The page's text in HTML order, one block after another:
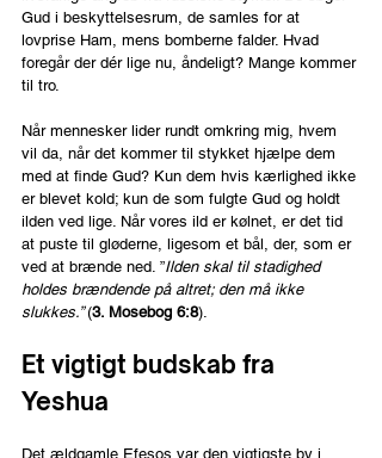
Gud i beskyttelsesrum, de samles for at
lovprise Ham, mens bomberne falder. Hvad
foregår der dér lige nu, åndeligt? Mange kommer
til tro.
Når mennesker lider rundt omkring mig, hvem
vil da, når det kommer til stykket hjælpe dem
med at finde Gud? Kun dem hvis kærlighed ikke
er blevet kold; kun de som fulgte Gud og holdt
ilden ved lige. Når vores ild er kølnet, er det tid
at puste til gløderne, ligesom et bål, der, som er
ved at brænde ned. ”Ilden skal til stadighed
holdes brændende på altret; den må ikke
slukkes.” (3. Mosebog 6:8).
Et vigtigt budskab fra
Yeshua
Det ældgamle Efesos var den vigtigste by i